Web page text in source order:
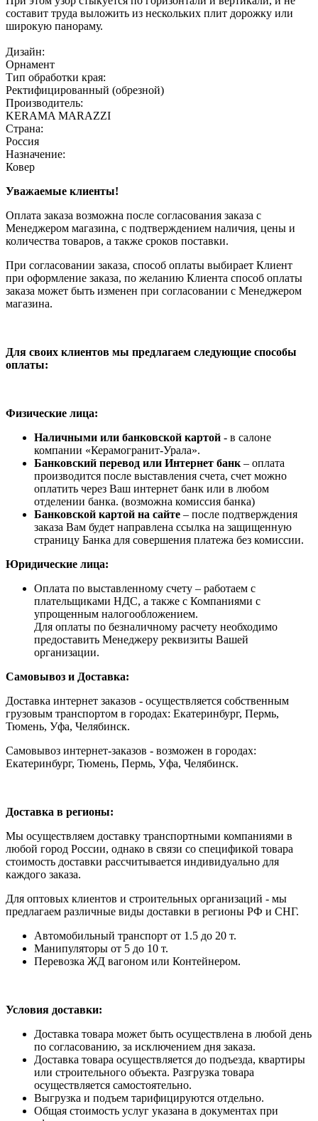
составит труда выложить из нескольких плит дорожку или
широкую панораму.
Дизайн:
Орнамент
Тип обработки края:
Ректифицированный (обрезной)
Производитель:
KERAMA MARAZZI
Страна:
Россия
Назначение:
Ковер
Уважаемые клиенты!
Оплата заказа возможна после согласования заказа с
Менеджером магазина, с подтверждением наличия, цены и
количества товаров, а также сроков поставки.
При согласовании заказа, способ оплаты выбирает Клиент
при оформление заказа, по желанию Клиента способ оплаты
заказа может быть изменен при согласовании с Менеджером
магазина.
Для своих клиентов мы предлагаем следующие способы
оплаты:
Физические лица:
Наличными или банковской картой - в салоне
компании «Керамогранит-Урала».
Банковский перевод или Интернет банк – оплата
производится после выставления счета, счет можно
оплатить через Ваш интернет банк или в любом
отделении банка. (возможна комиссия банка)
Банковской картой на сайте – после подтверждения
заказа Вам будет направлена ссылка на защищенную
страницу Банка для совершения платежа без комиссии.
Юридические лица:
Оплата по выставленному счету – работаем с
плательщиками НДС, а также с Компаниями с
упрощенным налогообложением.
Для оплаты по безналичному расчету необходимо
предоставить Менеджеру реквизиты Вашей
организации.
Самовывоз и Доставка:
Доставка интернет заказов - осуществляется собственным
грузовым транспортом в городах: Екатеринбург, Пермь,
Тюмень, Уфа, Челябинск.
Самовывоз интернет-заказов - возможен в городах:
Екатеринбург, Тюмень, Пермь, Уфа, Челябинск.
Доставка в регионы:
Мы осуществляем доставку транспортными компаниями в
любой город России, однако в связи со спецификой товара
стоимость доставки рассчитывается индивидуально для
каждого заказа.
Для оптовых клиентов и строительных организаций - мы
предлагаем различные виды доставки в регионы РФ и СНГ.
Автомобильный транспорт от 1.5 до 20 т.
Манипуляторы от 5 до 10 т.
Перевозка ЖД вагоном или Контейнером.
Условия доставки:
Доставка товара может быть осуществлена в любой день
по согласованию, за исключением дня заказа.
Доставка товара осуществляется до подъезда, квартиры
или строительного объекта. Разгрузка товара
осуществляется самостоятельно.
Выгрузка и подъем тарифицируются отдельно.
Общая стоимость услуг указана в документах при